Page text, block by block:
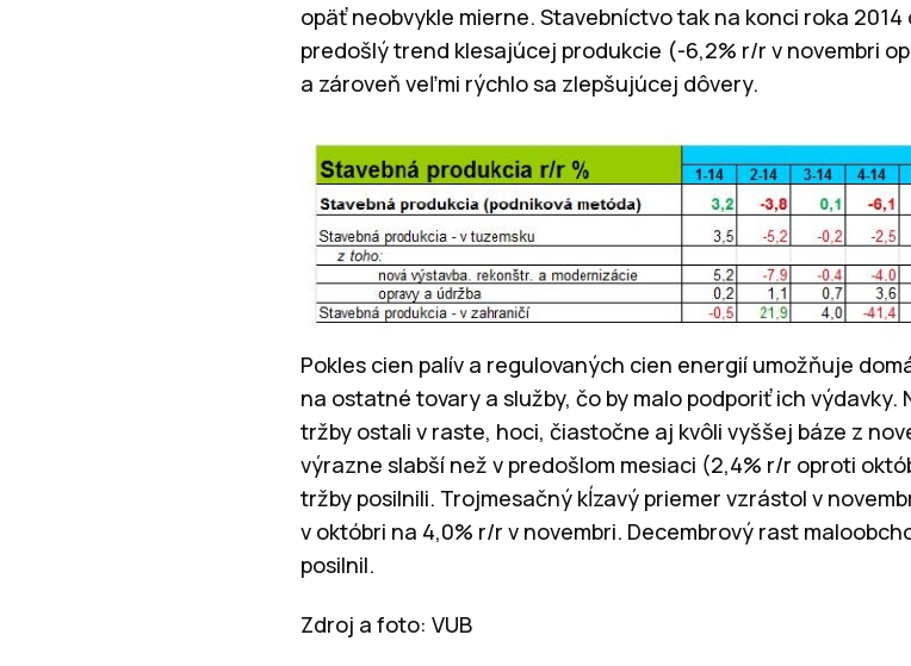
opäť neobvykle mierne. Stavebníctvo tak na konci roka
predošlý trend klesajúcej produkcie (-6,2% r/r v novembri
a zároveň veľmi rýchlo sa zlepšujúcej dôvery.
Pokles cien palív a regulovaných cien energií umožňuje
na ostatné tovary a služby, čo by malo podporiť ich výdavky.
tržby ostali v raste, hoci, čiastočne aj kvôli vyššej báze z
výrazne slabší než v predošlom mesiaci (2,4% r/r oproti
tržby posilnili. Trojmesačný kĺzavý priemer vzrástol v
v októbri na 4,0% r/r v novembri. Decembrový rast
posilnil.
Zdroj a foto: VUB